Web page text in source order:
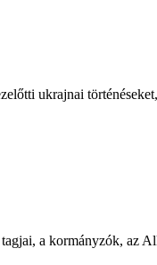
ukrajnai
a kormányzók, az